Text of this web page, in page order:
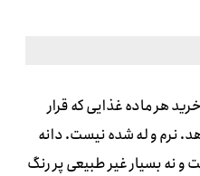
هر ماده غذایی که قرار
نرم و له شده نیست. دانه
نه بسیار غیر طبیعی پر رنگ